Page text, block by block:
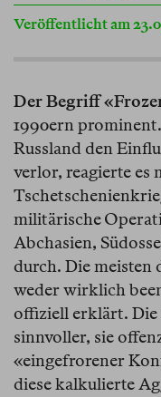
Veröffentlicht am
Der Begriff
1990ern
Russland den
verlor, reagierte es
militärische
Abchasien,
durch. Die meisten
weder wirklich
offiziell erklärt. Die
sinnvoller, sie
«eingefrorener
diese kalkulierte